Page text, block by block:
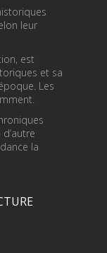
leur
est
et sa
Les
la